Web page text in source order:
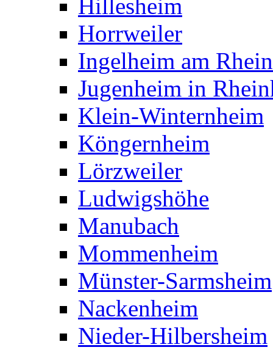
Hillesheim
Horrweiler
Ingelheim am Rhein
Jugenheim in
Klein-Winternheim
Köngernheim
Lörzweiler
Ludwigshöhe
Manubach
Mommenheim
Münster-Sarmsheim
Nackenheim
Nieder-Hilbersheim